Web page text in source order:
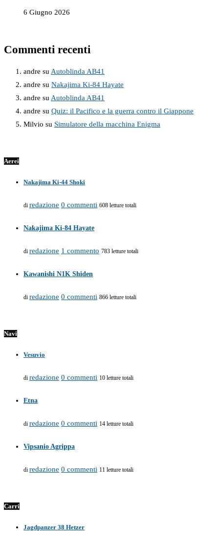
6 Giugno 2026
Commenti recenti
andre su Autoblinda AB41
andre su Nakajima Ki-84 Hayate
andre su Autoblinda AB41
andre su Quiz: il Pacifico e la guerra contro il Giappone
Milvio su Simulatore della macchina Enigma
Aerei
Nakajima Ki-44 Shoki
di redazione 0 commenti 608 letture totali
Nakajima Ki-84 Hayate
di redazione 1 commento 783 letture totali
Kawanishi N1K Shiden
di redazione 0 commenti 866 letture totali
Navi
Vesuvio
di redazione 0 commenti 10 letture totali
Etna
di redazione 0 commenti 14 letture totali
Vipsanio Agrippa
di redazione 0 commenti 11 letture totali
Carri
Jagdpanzer 38 Hetzer